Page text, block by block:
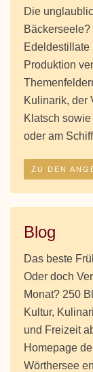
Die
Edeldestillate
Produktion
Kulinarik, der
Klatsch
oder am
ZU DEN
Blog
Das beste
Oder doch
Monat? 250
Kultur,
und Freizeit
Homepage
Wörthersee